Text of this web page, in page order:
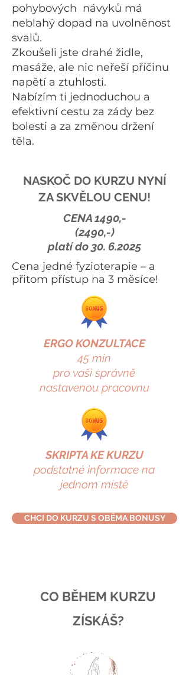
pohybových návyků má
neblahý dopad na uvolněnost
svalů.
Zkoušeli jste drahé židle,
masáže, ale nic neřeší příčinu
napětí a ztuhlosti.
Nabízím ti jednoduchou a
efektivní cestu za zády bez
bolesti a za změnou držení
těla.
NASKOČ DO KURZU NYNÍ
ZA SKVĚLOU CENU!
CENA 1490,-
(2490,-)
platí do 30. 6.2025
Cena jedné fyzioterapie – a
přitom přístup na 3 měsíce!
ERGO KONZULTACE
45 min
pro vaši správně
nastavenou pracovnu
SKRIPTA KE KURZU
podstatné informace na
jednom místě
CHCI DO KURZU S OBĚMA BONUSY
CO BĚHEM KURZU
ZÍSKÁŠ?